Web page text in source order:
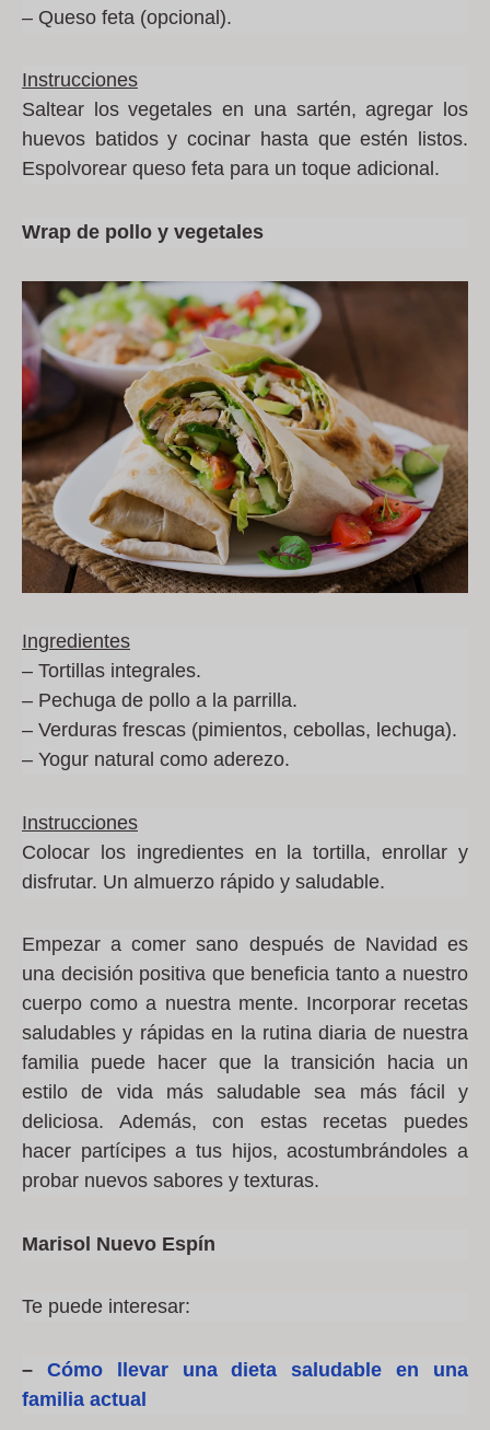
– Queso feta (opcional).
Instrucciones
Saltear los vegetales en una sartén, agregar los
huevos batidos y cocinar hasta que estén listos.
Espolvorear queso feta para un toque adicional.
Wrap de pollo y vegetales
Ingredientes
– Tortillas integrales.
– Pechuga de pollo a la parrilla.
– Verduras frescas (pimientos, cebollas, lechuga).
– Yogur natural como aderezo.
Instrucciones
Colocar los ingredientes en la tortilla, enrollar y
disfrutar. Un almuerzo rápido y saludable.
Empezar a comer sano después de Navidad es
una decisión positiva que beneficia tanto a nuestro
cuerpo como a nuestra mente. Incorporar recetas
saludables y rápidas en la rutina diaria de nuestra
familia puede hacer que la transición hacia un
estilo de vida más saludable sea más fácil y
deliciosa. Además, con estas recetas puedes
hacer partícipes a tus hijos, acostumbrándoles a
probar nuevos sabores y texturas.
Marisol Nuevo Espín
Te puede interesar:
– Cómo llevar una dieta saludable en una
familia actual